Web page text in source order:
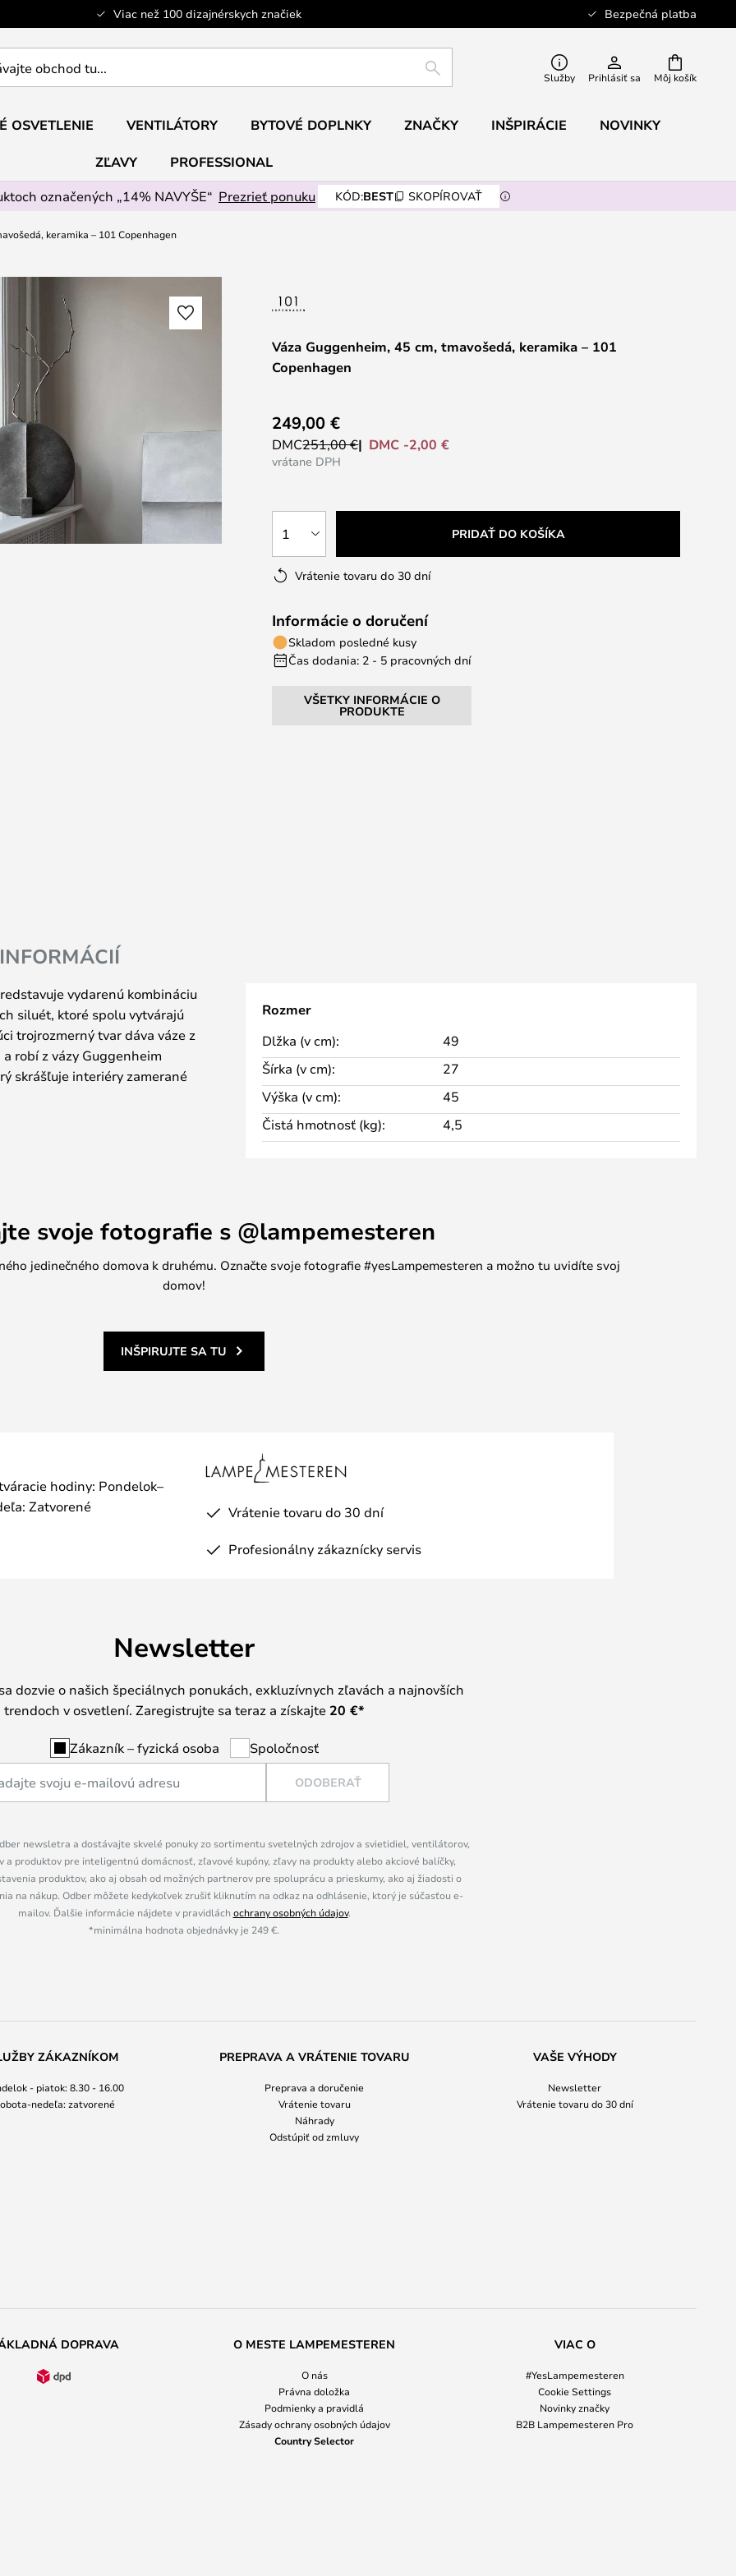
Viac než 100 dizajnérskych značiek Bezpečná platba
Môj košík
HĽADAŤ Služby Prihlásiť sa
OSVETLENIE VENTILÁTORY BYTOVÉ DOPLNKY ZNAČKY INŠPIRÁCIE NOVINKY
ZĽAVY
PROFESSIONAL
označených „14% NAVYŠE“ Prezrieť ponuku KÓD:BEST SKOPÍROVAŤ
keramika – 101 Copenhagen
Váza Guggenheim, 45 cm, tmavošedá, keramika – 101
Copenhagen
249,00 €
DMC251,00 € DMC -2,00 €
vrátane DPH
1 PRIDAŤ DO KOŠÍKA
Vrátenie tovaru do 30 dní
Informácie o doručení
Skladom posledné kusy
Čas dodania: 2 - 5 pracovných dní
VŠETKY INFORMÁCIE O
PRODUKTE
vydarenú kombináciu
siluét, ktoré spolu vytvárajú
trojrozmerný tvar dáva váze z
robí z vázy Guggenheim
skrášľuje interiéry zamerané
nastať odchýlky v povrchu.
tyčiniek, bavlníkových
pre značku 101 Copenhagen
Hyldahl, a je k dispozícii v
Rozmer
Dlžka (v cm):
49
Šírka (v cm):
27
Výška (v cm):
45
Čistá hmotnosť (kg):
4,5
svoje fotografie s @lampemesteren
jedinečného domova k druhému. Označte svoje fotografie #yesLampemesteren a možno tu uvidíte svoj
domov!
INŠPIRUJTE SA TU
hodiny: Pondelok–
Zatvorené
Vrátenie tovaru do 30 dní
Profesionálny zákaznícky servis
Newsletter
dozvie o našich špeciálnych ponukách, exkluzívnych zľavách a najnovších
trendoch v osvetlení. Zaregistrujte sa teraz a získajte 20 €*
Zákazník – fyzická osoba Spoločnosť
ODOBERAŤ
newsletra a dostávajte skvelé ponuky zo sortimentu svetelných zdrojov a svietidiel, ventilátorov,
a produktov pre inteligentnú domácnosť, zľavové kupóny, zľavy na produkty alebo akciové balíčky,
produktov, ako aj obsah od možných partnerov pre spoluprácu a prieskumy, ako aj žiadosti o
na nákup. Odber môžete kedykoľvek zrušiť kliknutím na odkaz na odhlásenie, ktorý je súčasťou e-
mailov. Ďalšie informácie nájdete v pravidláchochrany osobných údajov.
*minimálna hodnota objednávky je 249 €.
ZÁKAZNÍKOM
- piatok: 8.30 - 16.00
nedeľa: zatvorené
PREPRAVA A VRÁTENIE TOVARU
Preprava a doručenie
Vrátenie tovaru
Náhrady
Odstúpiť od zmluvy
VAŠE VÝHODY
Newsletter
Vrátenie tovaru do 30 dní
DOPRAVA O MESTE LAMPEMESTEREN
O nás
Právna doložka
Podmienky a pravidlá
Zásady ochrany osobných údajov
Country Selector
VIAC O
#YesLampemesteren
Cookie Settings
Novinky značky
B2B Lampemesteren Pro